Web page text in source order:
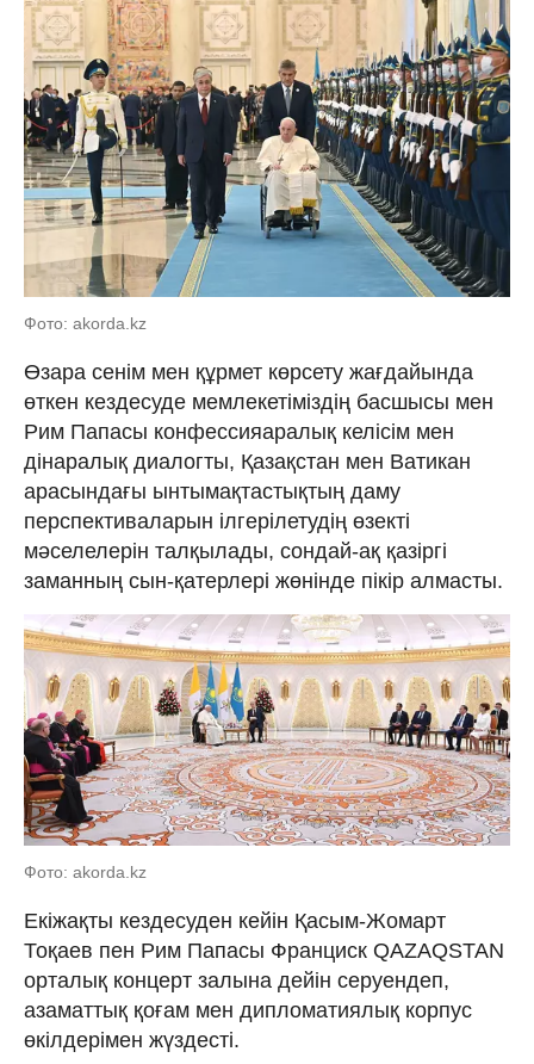
Фото: akorda.kz
Өзара сенім мен құрмет көрсету жағдайында
өткен кездесуде мемлекетіміздің басшысы мен
Рим Папасы конфессияаралық келісім мен
дінаралық диалогты, Қазақстан мен Ватикан
арасындағы ынтымақтастықтың даму
перспективаларын ілгерілетудің өзекті
мәселелерін талқылады, сондай-ақ қазіргі
заманның сын-қатерлері жөнінде пікір алмасты.
Фото: akorda.kz
Екіжақты кездесуден кейін Қасым-Жомарт
Тоқаев пен Рим Папасы Франциск QAZAQSTAN
орталық концерт залына дейін серуендеп,
азаматтық қоғам мен дипломатиялық корпус
өкілдерімен жүздесті.